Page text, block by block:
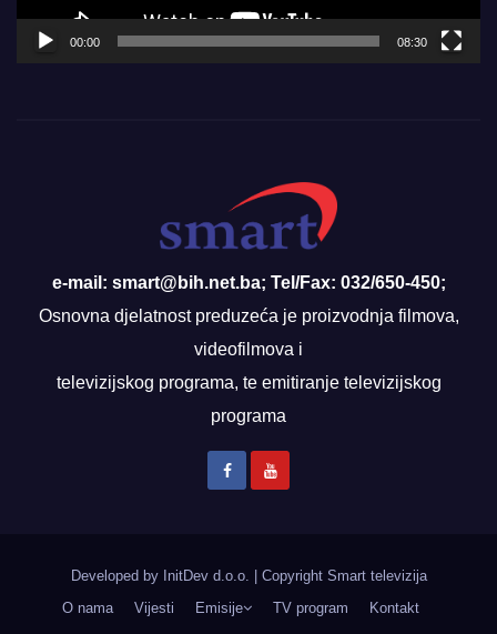
00:00 08:30
e-mail: smart@bih.net.ba; Tel/Fax: 032/650-450;
Osnovna djelatnost preduzeća je proizvodnja filmova,
videofilmova i
televizijskog programa, te emitiranje televizijskog
programa
Developed by InitDev d.o.o.
Copyright Smart televizija
O nama
Vijesti Emisije TV program Kontakt